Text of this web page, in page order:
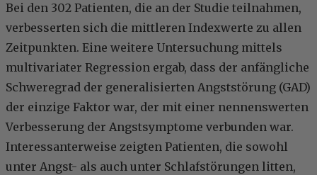
Bei den 302 Patienten, die an der Studie teilnahmen,
verbesserten sich die mittleren Indexwerte zu allen
Zeitpunkten. Eine weitere Untersuchung mittels
multivariater Regression ergab, dass der anfängliche
Schweregrad der generalisierten Angststörung (GAD)
der einzige Faktor war, der mit einer nennenswerten
Verbesserung der Angstsymptome verbunden war.
Interessanterweise zeigten Patienten, die sowohl
unter Angst- als auch unter Schlafstörungen litten,